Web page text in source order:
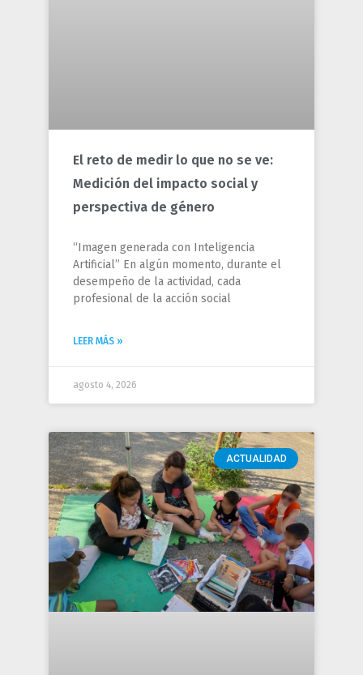
El reto de medir lo que no se ve:
Medición del impacto social y
perspectiva de género
“Imagen generada con Inteligencia
Artificial” En algún momento, durante el
desempeño de la actividad, cada
profesional de la acción social
LEER MÁS »
agosto 4, 2026
ACTUALIDAD